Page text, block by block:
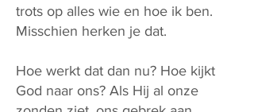
trots op alles wie en hoe ik ben.
Misschien herken je dat.
Hoe werkt dat dan nu? Hoe kijkt
God naar ons? Als Hij al onze